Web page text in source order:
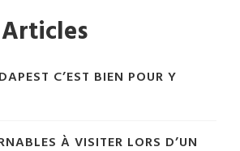
C’EST BIEN POUR Y
À VISITER LORS D’UN